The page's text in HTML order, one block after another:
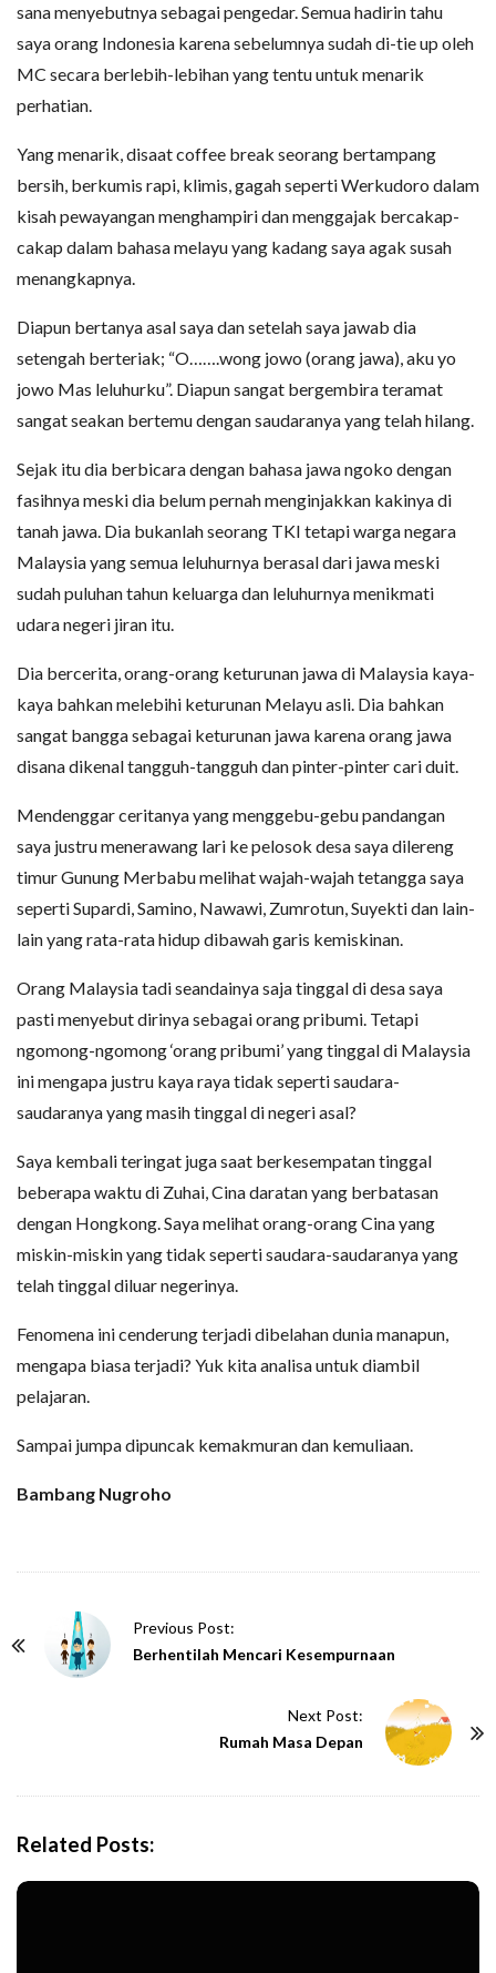
sana menyebutnya sebagai pengedar. Semua hadirin tahu
saya orang Indonesia karena sebelumnya sudah di-tie up oleh
MC secara berlebih-lebihan yang tentu untuk menarik
perhatian.
Yang menarik, disaat coffee break seorang bertampang
bersih, berkumis rapi, klimis, gagah seperti Werkudoro dalam
kisah pewayangan menghampiri dan menggajak bercakap-
cakap dalam bahasa melayu yang kadang saya agak susah
menangkapnya.
Diapun bertanya asal saya dan setelah saya jawab dia
setengah berteriak; “O…….wong jowo (orang jawa), aku yo
jowo Mas leluhurku”. Diapun sangat bergembira teramat
sangat seakan bertemu dengan saudaranya yang telah hilang.
Sejak itu dia berbicara dengan bahasa jawa ngoko dengan
fasihnya meski dia belum pernah menginjakkan kakinya di
tanah jawa. Dia bukanlah seorang TKI tetapi warga negara
Malaysia yang semua leluhurnya berasal dari jawa meski
sudah puluhan tahun keluarga dan leluhurnya menikmati
udara negeri jiran itu.
Dia bercerita, orang-orang keturunan jawa di Malaysia kaya-
kaya bahkan melebihi keturunan Melayu asli. Dia bahkan
sangat bangga sebagai keturunan jawa karena orang jawa
disana dikenal tangguh-tangguh dan pinter-pinter cari duit.
Mendenggar ceritanya yang menggebu-gebu pandangan
saya justru menerawang lari ke pelosok desa saya dilereng
timur Gunung Merbabu melihat wajah-wajah tetangga saya
seperti Supardi, Samino, Nawawi, Zumrotun, Suyekti dan lain-
lain yang rata-rata hidup dibawah garis kemiskinan.
Orang Malaysia tadi seandainya saja tinggal di desa saya
pasti menyebut dirinya sebagai orang pribumi. Tetapi
ngomong-ngomong ‘orang pribumi’ yang tinggal di Malaysia
ini mengapa justru kaya raya tidak seperti saudara-
saudaranya yang masih tinggal di negeri asal?
Saya kembali teringat juga saat berkesempatan tinggal
beberapa waktu di Zuhai, Cina daratan yang berbatasan
dengan Hongkong. Saya melihat orang-orang Cina yang
miskin-miskin yang tidak seperti saudara-saudaranya yang
telah tinggal diluar negerinya.
Fenomena ini cenderung terjadi dibelahan dunia manapun,
mengapa biasa terjadi? Yuk kita analisa untuk diambil
pelajaran.
Sampai jumpa dipuncak kemakmuran dan kemuliaan.
Bambang Nugroho
Previous Post:
Berhentilah Mencari Kesempurnaan
Next Post:
Rumah Masa Depan
Related Posts: